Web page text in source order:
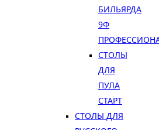
БИЛЬЯРДА
9Ф
СТОЛЫ
ДЛЯ
ПУЛА
СТАРТ
СТОЛЫ ДЛЯ